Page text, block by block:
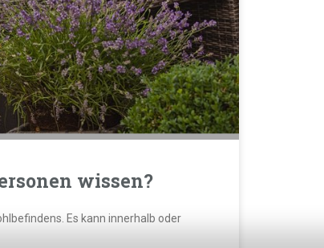
wissen?
Es kann innerhalb oder